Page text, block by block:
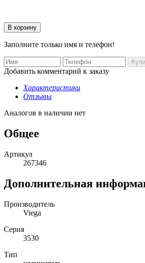
Заполните только имя и телефон!
Добавить комментарий к заказу
Характеристики
Отзывы
Аналогов в наличии нет
Общее
Артикул
267346
Дополнительная
Производитель
Viega
Серия
3530
Тип